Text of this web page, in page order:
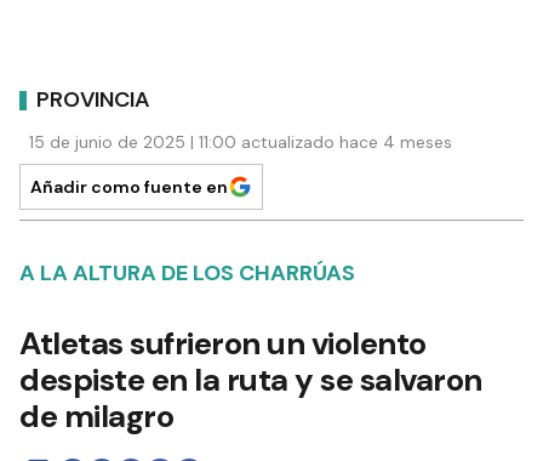
PROVINCIA
15 de junio de 2025 | 11:00 actualizado hace 4 meses
Añadir como fuente en
A LA ALTURA DE LOS CHARRÚAS
Atletas sufrieron un violento
despiste en la ruta y se salvaron
de milagro